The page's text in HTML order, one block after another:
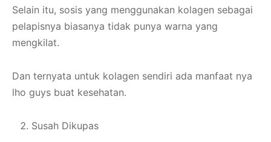
Selain itu, sosis yang menggunakan kolagen sebagai
pelapisnya biasanya tidak punya warna yang
mengkilat.
Dan ternyata untuk kolagen sendiri ada manfaat nya
lho guys buat kesehatan.
Susah Dikupas